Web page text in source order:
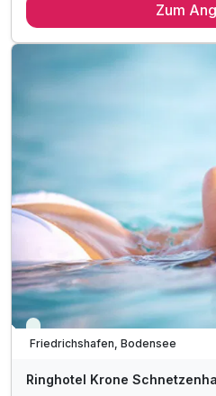
1 x Mittagssnack oder Kaffee/
inkl. Freibad mit Liegewiese
Saunalandschaft (textilfrei)
Saunalandschaft (mit Textil) mit
Dampfbad, Salzgrotte, Ruhe-
Zum
WAR
Viele Termine frei
Friedrichshafen, Bodensee
Ringhotel Krone